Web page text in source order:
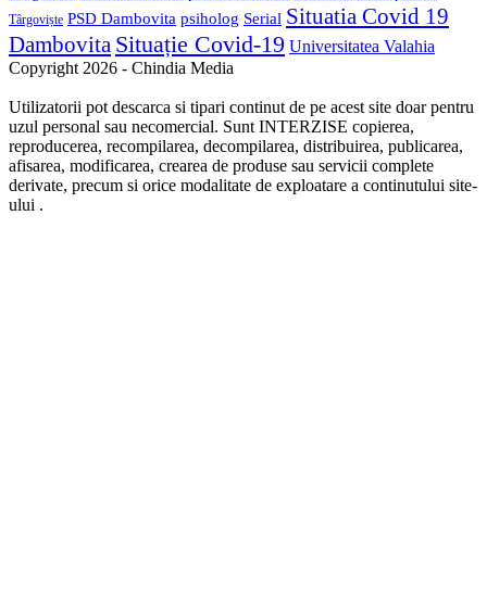
Târgoviște PSD Dambovita psiholog Serial Situatia Covid 19
Dambovita Situație Covid-19 Universitatea Valahia
Copyright 2026 - Chindia Media
Utilizatorii pot descarca si tipari continut de pe acest site doar pentru
uzul personal sau necomercial. Sunt INTERZISE copierea,
reproducerea, recompilarea, decompilarea, distribuirea, publicarea,
afisarea, modificarea, crearea de produse sau servicii complete
derivate, precum si orice modalitate de exploatare a continutului site-
ului .